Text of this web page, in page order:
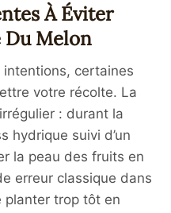
À Éviter
Du Melon
intentions, certaines
votre récolte. La
: durant la
hydrique suivi d’un
la peau des fruits en
erreur classique dans
planter trop tôt en